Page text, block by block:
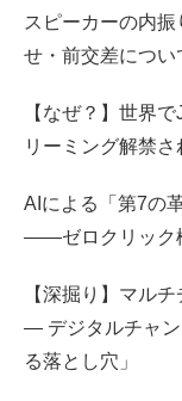
スピーカーの内
せ・前交差につい
【なぜ？】世界
リーミング解禁
AIによる「第7の
――ゼロクリック
【深掘り】マル
— デジタルチャ
る落とし穴」